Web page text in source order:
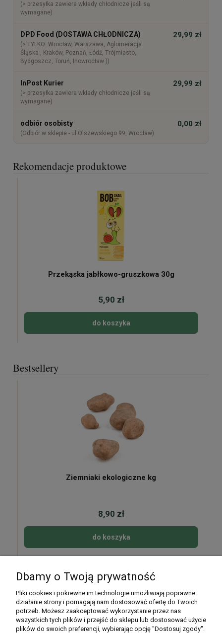
(> przesyłka zawiera wkłady chłodnicze jeśli są
wymagane)
DPD Food (DOSTAWA CHŁODNICZA)
(> TYLKO: Wrocław, Warszawa, Aglomeracja
Śląska , Kraków, Poznań, Łódź, Trójmiasto,
Bydgoszcz, Toruń, Inowrocław ))
29,99 zł
InPost Kurier
(> przesyłka zawiera wkłady chłodnicze jeśli są
wymagane)
29,99 zł
odbiór osobisty
(Odbiór w sklepie - ul.Olszewskiego 99, Wrocław)
0,00 zł
Rekomendacje produktowe
Przekąska jabłkowo-gruszkowa 30g
5,90 zł
do koszyka
Bestsellery
Ziemniaki ekologiczne kg
8,90 zł
do koszyka
Moje konto
Dbamy o Twoją prywatność
Pliki cookies i pokrewne im technologie umożliwiają poprawne
działanie strony i pomagają nam dostosować ofertę do Twoich
potrzeb. Możesz zaakceptować wykorzystanie przez nas
wszystkich tych plików i przejść do sklepu lub dostosować użycie
plików do swoich preferencji, wybierając opcję "Dostosuj zgody".